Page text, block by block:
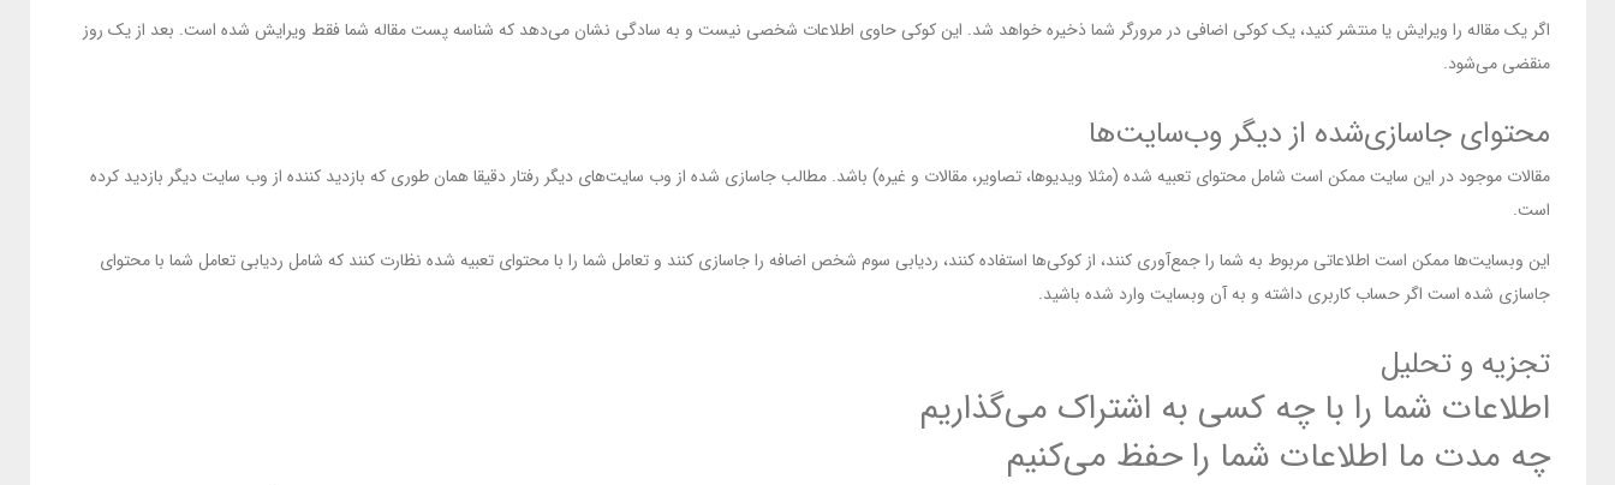
اگر یک مقاله را ویرایش یا منتشر کنید، یک کوکی اضافی در مرورگر شما ذخیره خواهد شد. این کوکی حاوی اطلاعات شخصی نیست و به سادگی نشان می‌دهد که شناسه پست مقاله شما فقط ویرایش شده است. بعد از یک روز
منقضی می‌شود.
محتوای جاسازی‌شده از دیگر وب‌سایت‌ها
مقالات موجود در این سایت ممکن است شامل محتوای تعبیه شده (مثلا ویدیوها، تصاویر، مقالات و غیره) باشد. مطالب جاسازی شده از وب سایت‌های دیگر رفتار دقیقا همان طوری که بازدید کننده از وب سایت دیگر بازدید کرده
است.
این وبسایت‌ها ممکن است اطلاعاتی مربوط به شما را جمع‌آوری کنند، از کوکی‌ها استفاده کنند، ردیابی سوم شخص اضافه را جاسازی کنند و تعامل شما را با محتوای تعبیه شده نظارت کنند که شامل ردیابی تعامل شما با محتوای
جاسازی شده است اگر حساب کاربری داشته و به آن وبسایت وارد شده باشید.
تجزیه و تحلیل
اطلاعات شما را با چه کسی به اشتراک می‌گذاریم
چه مدت ما اطلاعات شما را حفظ می‌کنیم